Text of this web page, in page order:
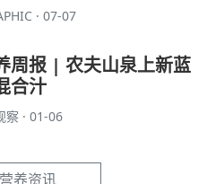
· 07-07
周报 | 农夫山泉上新蓝
合汁
察 · 01-06
养资讯